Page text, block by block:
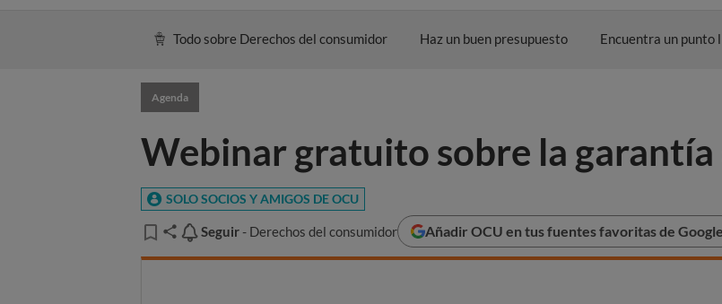
Todo sobre Derechos del consumidor Haz un buen presupuesto Encuentra un punto
Agenda
Webinar gratuito sobre la
SOLO SOCIOS Y AMIGOS DE OCU
Seguir
Seguir - Derechos del consumidor Añadir OCU en tus fuentes favoritas de Google